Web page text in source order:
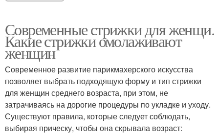
Современные стрижки для женщи.
Какие стрижки омолаживают
женщин
Современное развитие парикмахерского искусства
позволяет выбрать подходящую форму и тип стрижки
для женщин среднего возраста, при этом, не
затрачиваясь на дорогие процедуры по укладке и уходу.
Существуют правила, которые следует соблюдать,
выбирая прическу, чтобы она скрывала возраст: